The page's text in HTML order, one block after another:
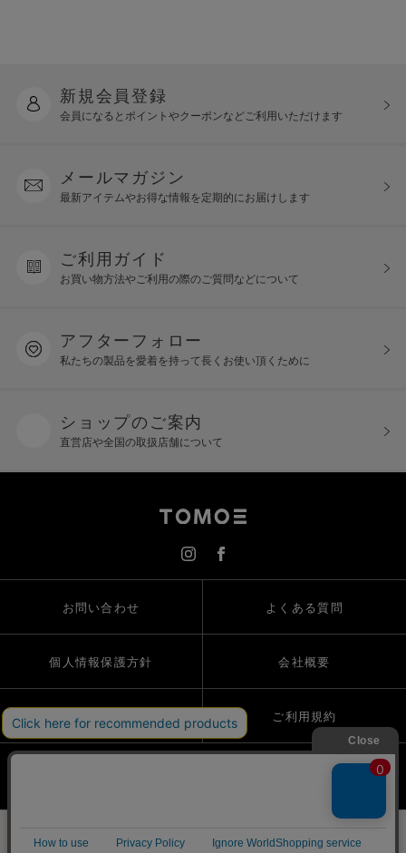
新規会員登録
会員になるとポイントやクーポンなどご利用いただけます
メールマガジン
最新アイテムやお得な情報を定期的にお届けします
ご利用ガイド
お買い物方法やご利用の際のご質問などについて
アフターフォロー
私たちの製品を愛着を持って長くお使い頂くために
ショップのご案内
直営店や全国の取扱店舗について
お問い合わせ よくある質問
個人情報保護方針 会社概要
特定商取引法 ご利用規約